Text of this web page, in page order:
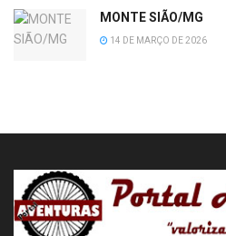
MONTE SIÃO/MG
14 DE MARÇO DE 2026